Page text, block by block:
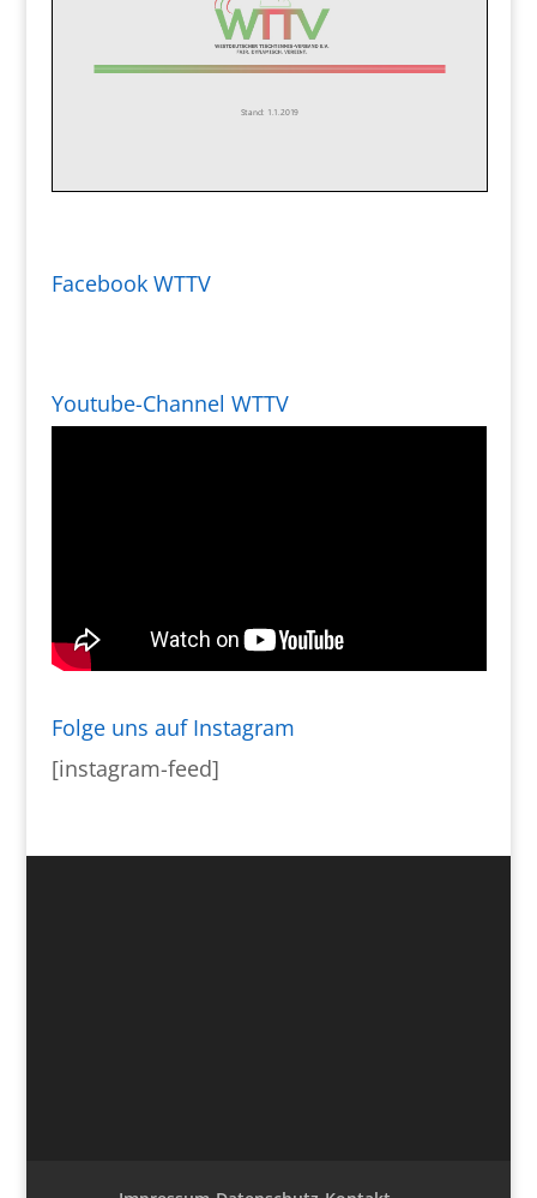
Facebook WTTV
Youtube-Channel WTTV
Folge uns auf Instagram
[instagram-feed]